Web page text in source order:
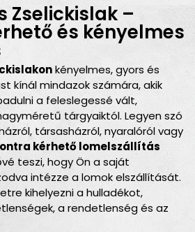
Zselickislak –
és kényelmes
kényelmes, gyors és
kínál mindazok számára, akik
a feleslegessé vált,
tárgyaiktól. Legyen szó
társasházról, nyaralóról vagy
kérhető lomelszállítás
teszi, hogy Ön a saját
intézze a lomok elszállítását.
kihelyezni a hulladékot,
a rendetlenség és az